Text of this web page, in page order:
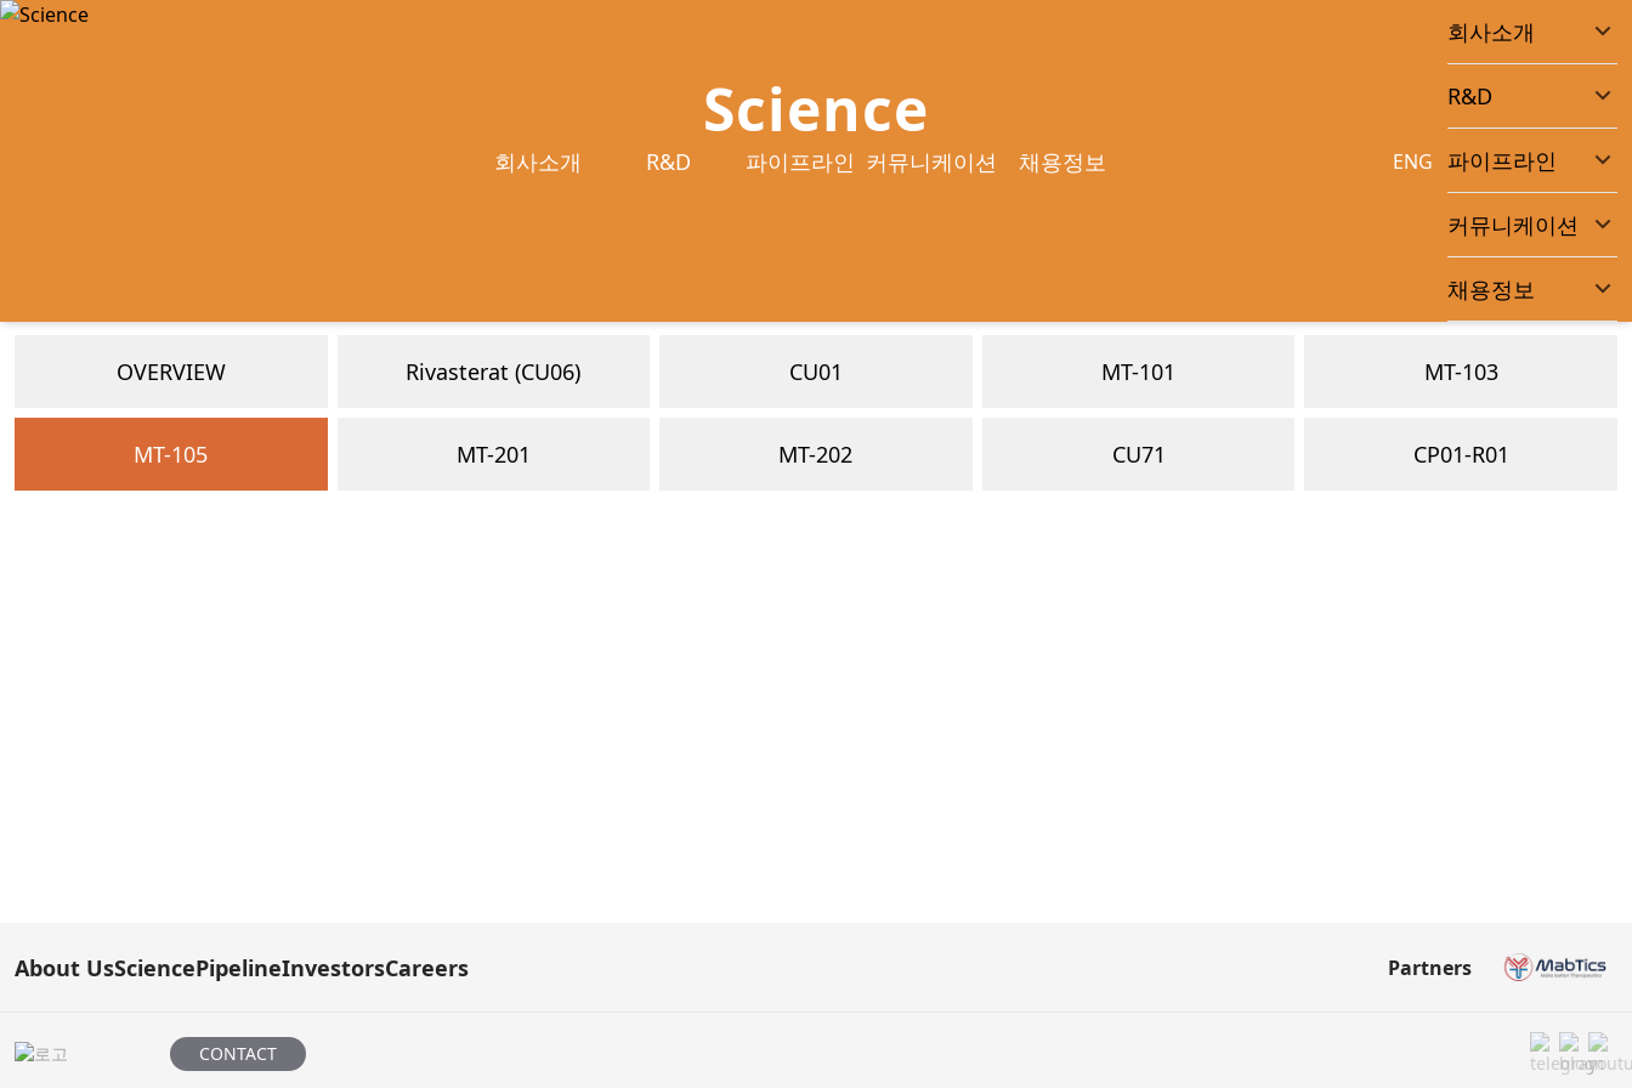
회사소개 R&D 파이프라인 커뮤니케이션 채용정보 ENG
회사소개
R&D
파이프라인
커뮤니케이션
채용정보
Science
OVERVIEW Rivasterat (CU06) CU01 MT-101 MT-103
MT-105 MT-201 MT-202 CU71 CP01-R01
About UsSciencePipelineInvestorsCareers Partners
CONTACT